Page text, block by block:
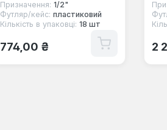
Призначення: 1/2"
Футляр/кейс: пластиковий
Кількість в упаковці: 18 шт
Звичайна ціна:
774,00 ₴ 2